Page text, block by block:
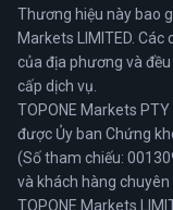
Thương hiệu này bao
Markets LIMITED.
của địa phương và
cấp dịch vụ.
TOPONE Markets
được Ủy ban Chứng
(Số tham chiếu:
và khách hàng
TOPONE Markets